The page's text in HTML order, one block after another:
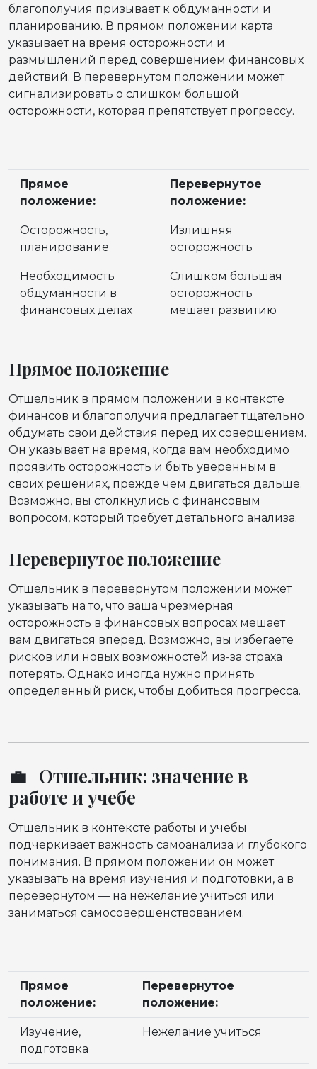
благополучия призывает к обдуманности и
планированию. В прямом положении карта
указывает на время осторожности и
размышлений перед совершением финансовых
действий. В перевернутом положении может
сигнализировать о слишком большой
осторожности, которая препятствует прогрессу.
Прямое
положение:
Перевернутое
положение:
Осторожность,
планирование
Излишняя
осторожность
Необходимость
обдуманности в
финансовых делах
Слишком большая
осторожность
мешает развитию
Прямое положение
Отшельник в прямом положении в контексте
финансов и благополучия предлагает тщательно
обдумать свои действия перед их совершением.
Он указывает на время, когда вам необходимо
проявить осторожность и быть уверенным в
своих решениях, прежде чем двигаться дальше.
Возможно, вы столкнулись с финансовым
вопросом, который требует детального анализа.
Перевернутое положение
Отшельник в перевернутом положении может
указывать на то, что ваша чрезмерная
осторожность в финансовых вопросах мешает
вам двигаться вперед. Возможно, вы избегаете
рисков или новых возможностей из-за страха
потерять. Однако иногда нужно принять
определенный риск, чтобы добиться прогресса.
💼 Отшельник: значение в
работе и учебе
Отшельник в контексте работы и учебы
подчеркивает важность самоанализа и глубокого
понимания. В прямом положении он может
указывать на время изучения и подготовки, а в
перевернутом — на нежелание учиться или
заниматься самосовершенствованием.
Прямое
положение:
Перевернутое
положение:
Изучение,
подготовка
Нежелание учиться